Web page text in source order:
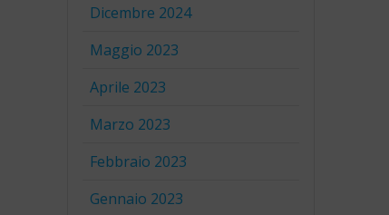
Dicembre 2024
Maggio 2023
Aprile 2023
Marzo 2023
Febbraio 2023
Gennaio 2023